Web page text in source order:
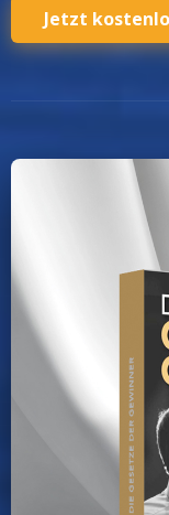
Jetzt